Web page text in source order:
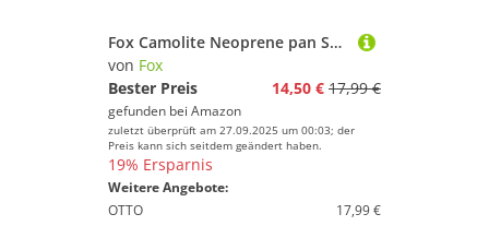
Fox Camolite Neoprene pan Set Bag - Angeltasche, Zubehörtasche, Transpoirttasche
von Fox
Bester Preis
14,50 € 17,99 €
gefunden bei Amazon
zuletzt überprüft am 27.09.2025 um 00:03; der
Preis kann sich seitdem geändert haben.
19% Ersparnis
Weitere Angebote:
OTTO
17,99 €